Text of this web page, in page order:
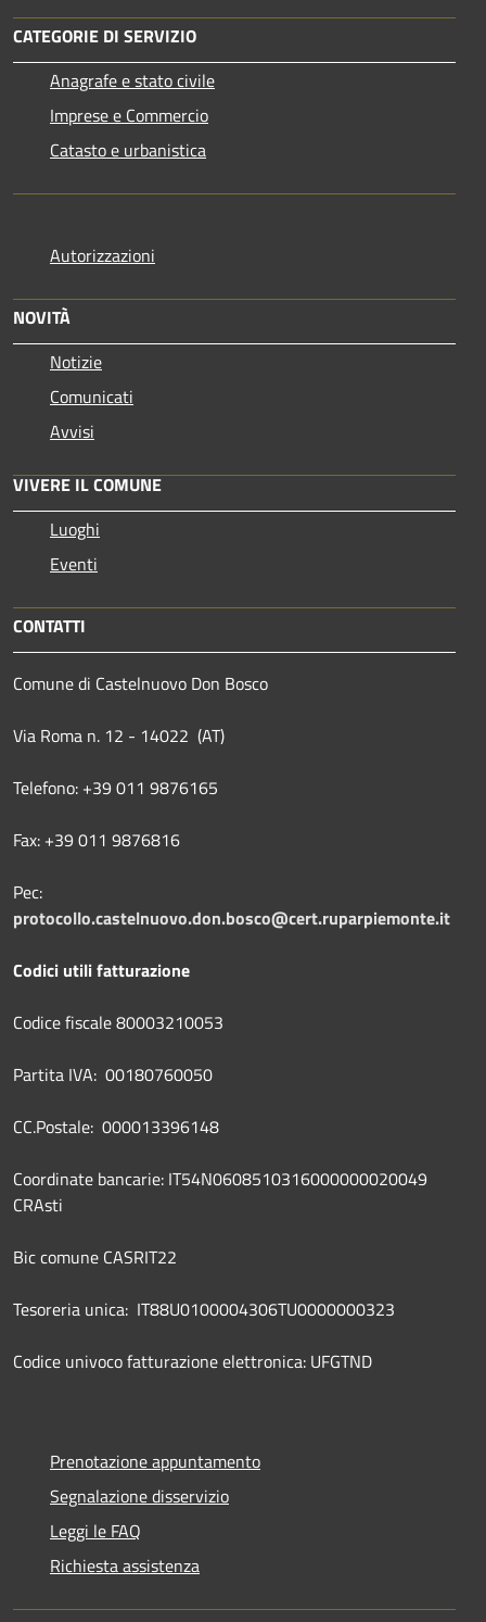
CATEGORIE DI SERVIZIO
Anagrafe e stato civile
Imprese e Commercio
Catasto e urbanistica
Autorizzazioni
NOVITÀ
Notizie
Comunicati
Avvisi
VIVERE IL COMUNE
Luoghi
Eventi
CONTATTI
Comune di Castelnuovo Don Bosco
Via Roma n. 12 - 14022 (AT)
Telefono: +39 011 9876165
Fax: +39 011 9876816
Pec:
protocollo.castelnuovo.don.bosco@cert.ruparpiemonte.it
Codici utili fatturazione
Codice fiscale 80003210053
Partita IVA: 00180760050
CC.Postale: 000013396148
Coordinate bancarie: IT54N0608510316000000020049
CRAsti
Bic comune CASRIT22
Tesoreria unica: IT88U0100004306TU0000000323
Codice univoco fatturazione elettronica: UFGTND
Prenotazione appuntamento
Segnalazione disservizio
Leggi le FAQ
Richiesta assistenza